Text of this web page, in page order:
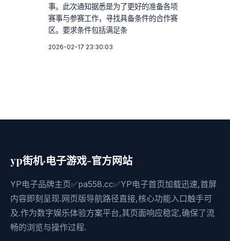
事。此次通知据悉是为了更好的准备各项
赛事与参赛工作，寻找具备条件的合作赛
区。要求条件包括满足条
2026-02-17 23:30:03
yp街机·电子游戏-官方网站
YP电子品牌主页✅pa558.cc✅YP电子首页加载迅速,首屏
内容即刻呈现.网页版导航路径直接,核心功能入口触手可
及.作为数字娱乐体验方案平台,其页面响应稳定,确保了流
畅的浏览与操作过程.